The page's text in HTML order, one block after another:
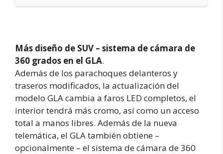
Más diseño de SUV – sistema de cámara de
360 grados en el GLA.
Además de los parachoques delanteros y
traseros modificados, la actualización del
modelo GLA cambia a faros LED completos, el
interior tendrá más cromo, así como un acceso
total a manos libres. Además de la nueva
telemática, el GLA también obtiene –
opcionalmente – el sistema de cámara de 360